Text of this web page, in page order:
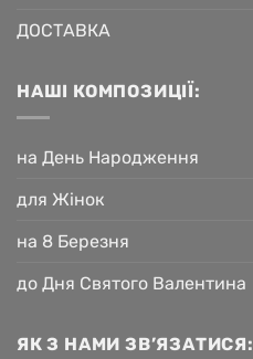
ДОСТАВКА
НАШІ КОМПОЗИЦІЇ:
на День Народження
для Жінок
на 8 Березня
до Дня Святого Валентина
ЯК З НАМИ ЗВ’ЯЗАТИСЯ: